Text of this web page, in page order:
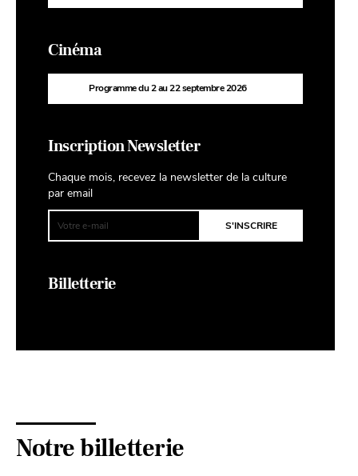
Cinéma
Programme du 2 au 22 septembre 2026
Inscription Newsletter
Chaque mois, recevez la newsletter de la culture
par email
Billetterie
Notre billetterie